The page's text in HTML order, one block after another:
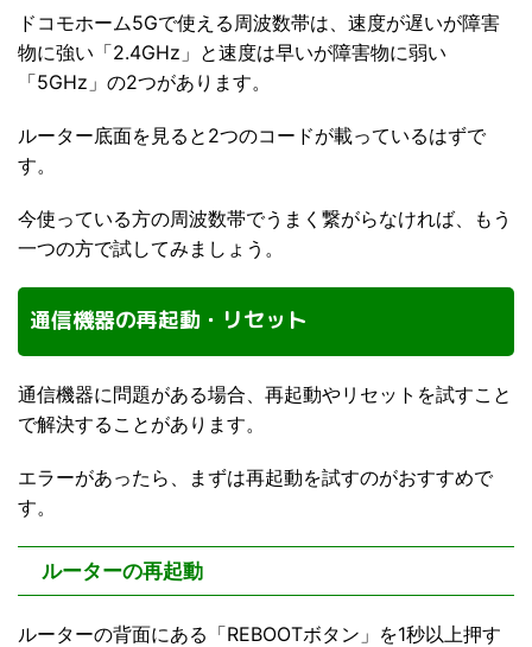
ドコモホーム5Gで使える周波数帯は、速度が遅いが障害
物に強い「2.4GHz」と速度は早いが障害物に弱い
「5GHz」の2つがあります。
ルーター底面を見ると2つのコードが載っているはずで
す。
今使っている方の周波数帯でうまく繋がらなければ、もう
一つの方で試してみましょう。
通信機器の再起動・リセット
通信機器に問題がある場合、再起動やリセットを試すこと
で解決することがあります。
エラーがあったら、まずは再起動を試すのがおすすめで
す。
ルーターの再起動
ルーターの背面にある「REBOOTボタン」を1秒以上押す